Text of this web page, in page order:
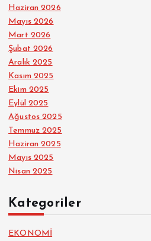
Haziran 2026
Mayıs 2026
Mart 2026
Şubat 2026
Aralık 2025
Kasım 2025
Ekim 2025
Eylül 2025
Ağustos 2025
Temmuz 2025
Haziran 2025
Mayıs 2025
Nisan 2025
Kategoriler
EKONOMİ